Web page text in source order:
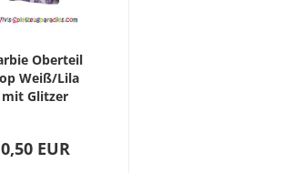
Oberteil
Weiß/Lila
mit Glitzer
0,50 EUR